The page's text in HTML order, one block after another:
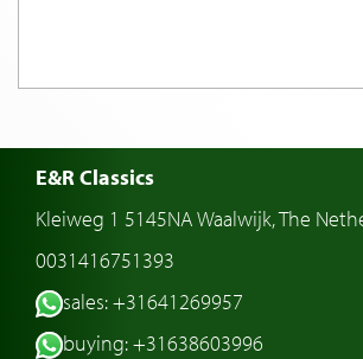
E&R Classics
Kleiweg 1 5145NA Waalwijk, The
0031416751393
sales: +31641269957
buying: +31638603996